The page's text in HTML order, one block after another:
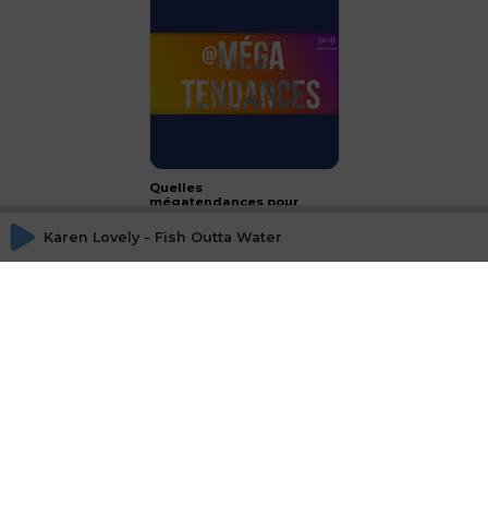
Quelles
mégatendances pour
Karen Lovely - Fish Outta Water